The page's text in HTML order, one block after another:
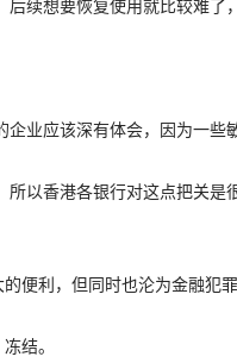
续想要恢复使用就比较难了
业应该深有体会，因为一些
以香港各银行对这点把关是
便利，但同时也沦为金融犯
结。